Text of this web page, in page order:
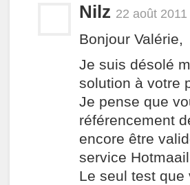
Nilz 22 août
Bonjour Valérie,
Je suis désolé
solution à votre
Je pense que
référencement
encore être
service
Le seul test